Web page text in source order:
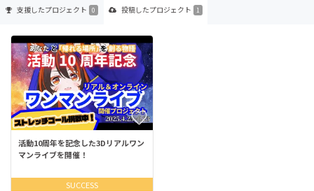
支援したプロジェクト 0 投稿したプロジェクト 1
活動10周年を記念した3Dリアルワン
マンライブを開催！
SUCCESS